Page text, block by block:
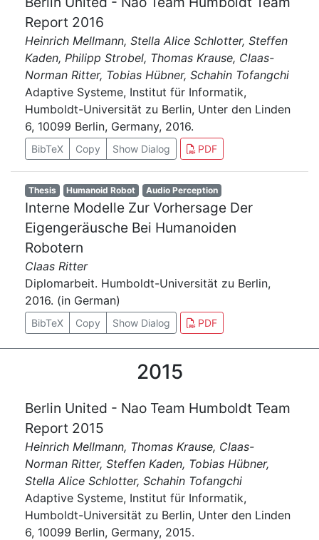
Report 2016
Heinrich Mellmann, Stella Alice Schlotter, Steffen
Kaden, Philipp Strobel, Thomas Krause, Claas-
Norman Ritter, Tobias Hübner, Schahin Tofangchi
Adaptive Systeme, Institut für Informatik,
Humboldt-Universität zu Berlin, Unter den Linden
6, 10099 Berlin, Germany, 2016.
BibTeX Copy Show Dialog PDF
Thesis Humanoid Robot Audio Perception
Interne Modelle Zur Vorhersage Der
Eigengeräusche Bei Humanoiden
Robotern
Claas Ritter
Diplomarbeit. Humboldt-Universität zu Berlin,
2016. (in German)
BibTeX Copy Show Dialog PDF
2015
Berlin United - Nao Team Humboldt Team
Report 2015
Heinrich Mellmann, Thomas Krause, Claas-
Norman Ritter, Steffen Kaden, Tobias Hübner,
Stella Alice Schlotter, Schahin Tofangchi
Adaptive Systeme, Institut für Informatik,
Humboldt-Universität zu Berlin, Unter den Linden
6, 10099 Berlin, Germany, 2015.